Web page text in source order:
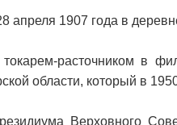
апреля 1907 года в
токарем-расточником в
области, который в
Верховного